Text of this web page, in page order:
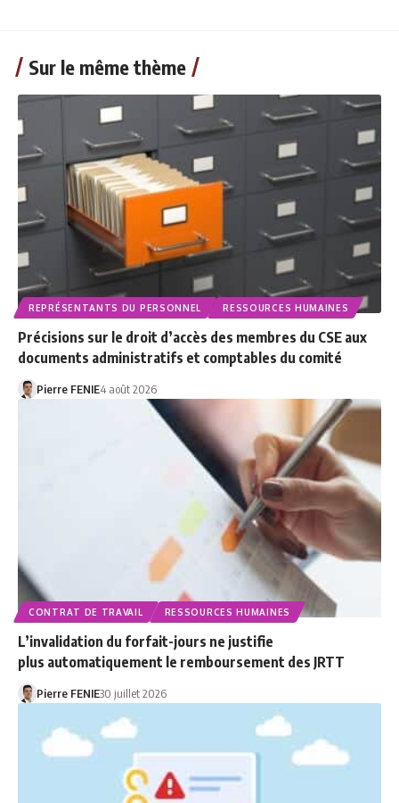
Sur le même thème
REPRÉSENTANTS DU PERSONNEL RESSOURCES HUMAINES
Précisions sur le droit d’accès des membres du CSE aux
documents administratifs et comptables du comité
Pierre FENIE4 août 2026
CONTRAT DE TRAVAIL RESSOURCES HUMAINES
L’invalidation du forfait-jours ne justifie
plus automatiquement le remboursement des JRTT
Pierre FENIE30 juillet 2026